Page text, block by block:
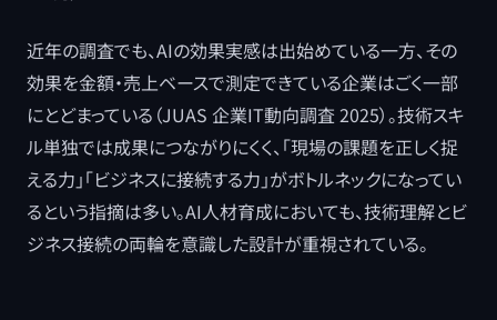
近年の調査でも、AIの効果実感は出始めている一方、その
効果を金額・売上ベースで測定できている企業はごく一部
にとどまっている（JUAS 企業IT動向調査 2025）。技術スキ
ル単独では成果につながりにくく、「現場の課題を正しく捉
える力」「ビジネスに接続する力」がボトルネックになってい
るという指摘は多い。AI人材育成においても、技術理解とビ
ジネス接続の両輪を意識した設計が重視されている。